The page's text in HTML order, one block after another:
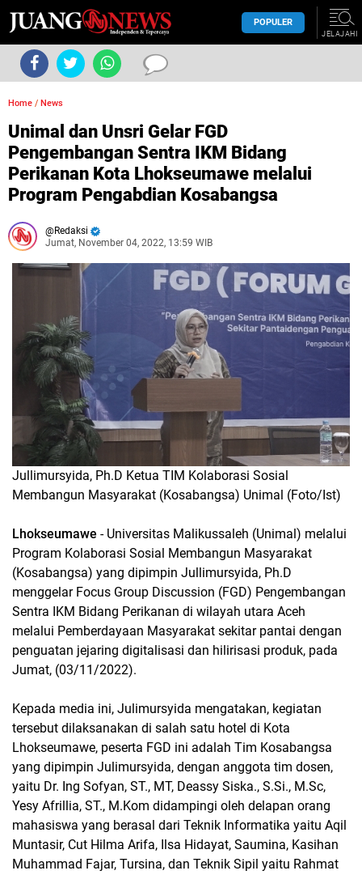
POPULER
JELAJAHI
Home / News
Unimal dan Unsri Gelar FGD
Pengembangan Sentra IKM Bidang
Perikanan Kota Lhokseumawe melalui
Program Pengabdian Kosabangsa
Redaksi
Jumat, November 04, 2022, 13:59 WIB
Jullimursyida, Ph.D Ketua TIM Kolaborasi Sosial
Membangun Masyarakat (Kosabangsa) Unimal (Foto/Ist)
Lhokseumawe - Universitas Malikussaleh (Unimal) melalui
Program Kolaborasi Sosial Membangun Masyarakat
(Kosabangsa) yang dipimpin Jullimursyida, Ph.D
menggelar Focus Group Discussion (FGD) Pengembangan
Sentra IKM Bidang Perikanan di wilayah utara Aceh
melalui Pemberdayaan Masyarakat sekitar pantai dengan
penguatan jejaring digitalisasi dan hilirisasi produk, pada
Jumat, (03/11/2022).
Kepada media ini, Julimursyida mengatakan, kegiatan
tersebut dilaksanakan di salah satu hotel di Kota
Lhokseumawe, peserta FGD ini adalah Tim Kosabangsa
yang dipimpin Julimursyida, dengan anggota tim dosen,
yaitu Dr. Ing Sofyan, ST., MT, Deassy Siska., S.Si., M.Sc,
Yesy Afrillia, ST., M.Kom didampingi oleh delapan orang
mahasiswa yang berasal dari Teknik Informatika yaitu Aqil
Muntasir, Cut Hilma Arifa, Ilsa Hidayat, Saumina, Kasihan
Muhammad Fajar, Tursina, dan Teknik Sipil yaitu Rahmat